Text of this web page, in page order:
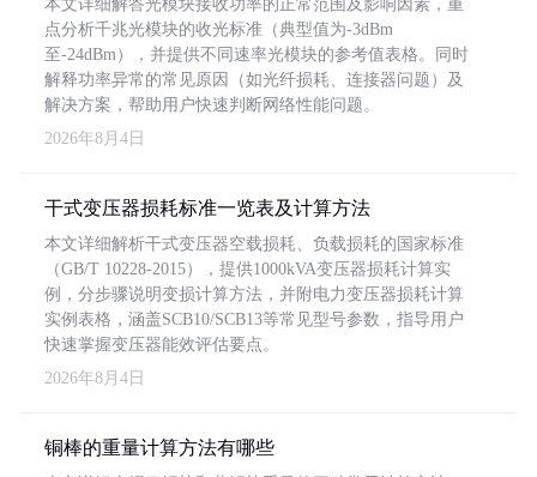
本文详细解答光模块接收功率的正常范围及影响因素，重
点分析千兆光模块的收光标准（典型值为-3dBm
至-24dBm），并提供不同速率光模块的参考值表格。同时
解释功率异常的常见原因（如光纤损耗、连接器问题）及
解决方案，帮助用户快速判断网络性能问题。
2026年8月4日
干式变压器损耗标准一览表及计算方法
本文详细解析干式变压器空载损耗、负载损耗的国家标准
（GB/T 10228-2015），提供1000kVA变压器损耗计算实
例，分步骤说明变损计算方法，并附电力变压器损耗计算
实例表格，涵盖SCB10/SCB13等常见型号参数，指导用户
快速掌握变压器能效评估要点。
2026年8月4日
铜棒的重量计算方法有哪些